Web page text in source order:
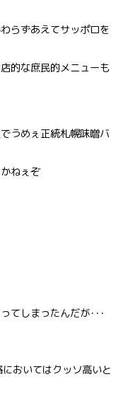
らずあえてサッポロを
的な庶民的メニューも
うめぇ正統札幌味噌バ
ねぇぞ
てしまったんだが･･･
おいてはクッソ高いと